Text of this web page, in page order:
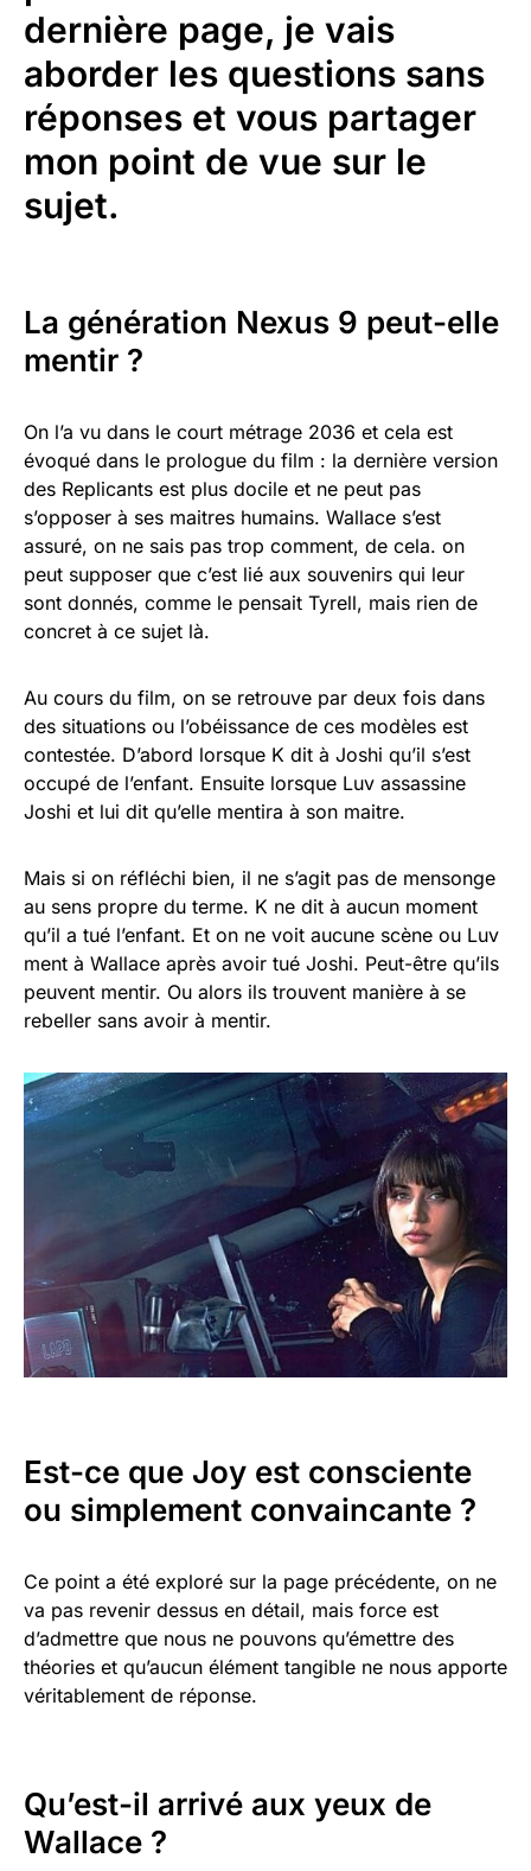
dernière page, je vais
aborder les questions sans
réponses et vous partager
mon point de vue sur le
sujet.
La génération Nexus 9 peut-elle
mentir ?
On l’a vu dans le court métrage 2036 et cela est
évoqué dans le prologue du film : la dernière version
des Replicants est plus docile et ne peut pas
s’opposer à ses maitres humains. Wallace s’est
assuré, on ne sais pas trop comment, de cela. on
peut supposer que c’est lié aux souvenirs qui leur
sont donnés, comme le pensait Tyrell, mais rien de
concret à ce sujet là.
Au cours du film, on se retrouve par deux fois dans
des situations ou l’obéissance de ces modèles est
contestée. D’abord lorsque K dit à Joshi qu’il s’est
occupé de l’enfant. Ensuite lorsque Luv assassine
Joshi et lui dit qu’elle mentira à son maitre.
Mais si on réfléchi bien, il ne s’agit pas de mensonge
au sens propre du terme. K ne dit à aucun moment
qu’il a tué l’enfant. Et on ne voit aucune scène ou Luv
ment à Wallace après avoir tué Joshi. Peut-être qu’ils
peuvent mentir. Ou alors ils trouvent manière à se
rebeller sans avoir à mentir.
Est-ce que Joy est consciente
ou simplement convaincante ?
Ce point a été exploré sur la page précédente, on ne
va pas revenir dessus en détail, mais force est
d’admettre que nous ne pouvons qu’émettre des
théories et qu’aucun élément tangible ne nous apporte
véritablement de réponse.
Qu’est-il arrivé aux yeux de
Wallace ?